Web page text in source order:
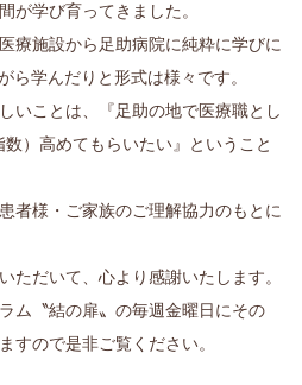
が学び育ってきました。
療施設から足助病院に純粋に学びに
ら学んだりと形式は様々です。
いことは、『足助の地で医療職とし
）高めてもらいたい』ということ
者様・ご家族のご理解協力のもとに
ただいて、心より感謝いたします。
ム〝結の扉〟の毎週金曜日にその
すので是非ご覧ください。